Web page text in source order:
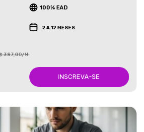
100% EAD
2 A 12 MESES
387,00/Mês
INSCREVA-SE